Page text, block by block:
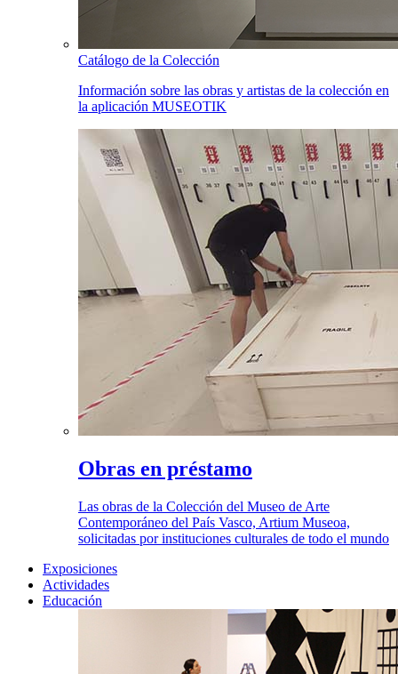
Catálogo de la Colección
Información sobre las obras y artistas de la colección en
la aplicación MUSEOTIK
Obras en préstamo
Las obras de la Colección del Museo de Arte
Contemporáneo del País Vasco, Artium Museoa,
solicitadas por instituciones culturales de todo el mundo
Exposiciones
Actividades
Educación